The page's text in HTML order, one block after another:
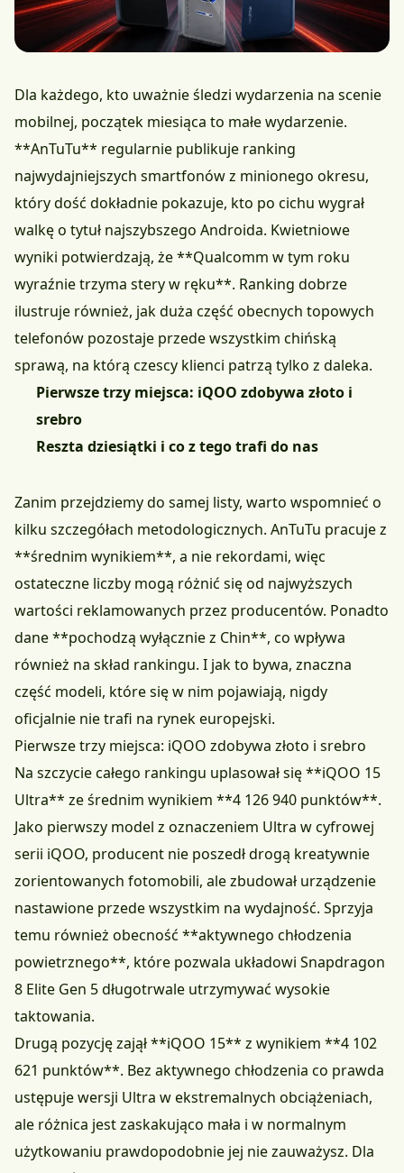
Dla każdego, kto uważnie śledzi wydarzenia na scenie
mobilnej, początek miesiąca to małe wydarzenie.
**AnTuTu** regularnie publikuje ranking
najwydajniejszych smartfonów z minionego okresu,
który dość dokładnie pokazuje, kto po cichu wygrał
walkę o tytuł najszybszego Androida. Kwietniowe
wyniki potwierdzają, że **Qualcomm w tym roku
wyraźnie trzyma stery w ręku**. Ranking dobrze
ilustruje również, jak duża część obecnych topowych
telefonów pozostaje przede wszystkim chińską
sprawą, na którą czescy klienci patrzą tylko z daleka.
Pierwsze trzy miejsca: iQOO zdobywa złoto i
srebro
Reszta dziesiątki i co z tego trafi do nas
Zanim przejdziemy do samej listy, warto wspomnieć o
kilku szczegółach metodologicznych. AnTuTu pracuje z
**średnim wynikiem**, a nie rekordami, więc
ostateczne liczby mogą różnić się od najwyższych
wartości reklamowanych przez producentów. Ponadto
dane **pochodzą wyłącznie z Chin**, co wpływa
również na skład rankingu. I jak to bywa, znaczna
część modeli, które się w nim pojawiają, nigdy
oficjalnie nie trafi na rynek europejski.
Pierwsze trzy miejsca: iQOO zdobywa złoto i srebro
Na szczycie całego rankingu uplasował się **iQOO 15
Ultra** ze średnim wynikiem **4 126 940 punktów**.
Jako pierwszy model z oznaczeniem Ultra w cyfrowej
serii iQOO, producent nie poszedł drogą kreatywnie
zorientowanych fotomobili, ale zbudował urządzenie
nastawione przede wszystkim na wydajność. Sprzyja
temu również obecność **aktywnego chłodzenia
powietrznego**, które pozwala układowi Snapdragon
8 Elite Gen 5 długotrwale utrzymywać wysokie
taktowania.
Drugą pozycję zajął **iQOO 15** z wynikiem **4 102
621 punktów**. Bez aktywnego chłodzenia co prawda
ustępuje wersji Ultra w ekstremalnych obciążeniach,
ale różnica jest zaskakująco mała i w normalnym
użytkowaniu prawdopodobnie jej nie zauważysz. Dla